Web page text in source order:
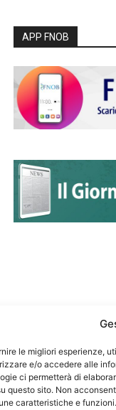
le migliori esperienze,
e/o accedere alle
ci permetterà di
questo sito. Non
caratteristiche e funzioni.
APP FNOB